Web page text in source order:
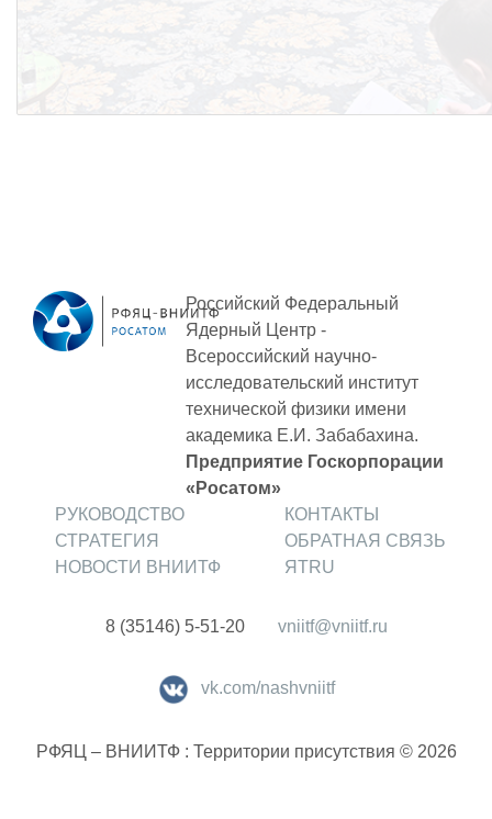
Российский Федеральный
Ядерный Центр -
Всероссийский научно-
исследовательский институт
технической физики имени
академика Е.И. Забабахина.
Предприятие Госкорпорации
«Росатом»
РУКОВОДСТВО
СТРАТЕГИЯ
НОВОСТИ ВНИИТФ
КОНТАКТЫ
ОБРАТНАЯ СВЯЗЬ
ЯТRU
8 (35146) 5-51-20 vniitf@vniitf.ru
vk.com/nashvniitf
РФЯЦ – ВНИИТФ : Территории присутствия © 2026